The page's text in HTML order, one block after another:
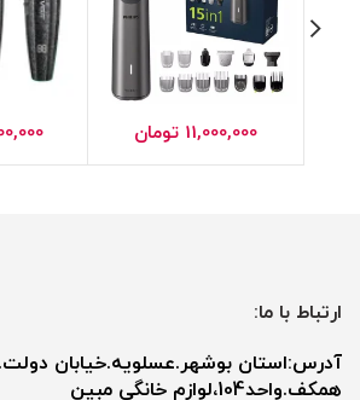
11,000,000 تومان
ارتباط با ما:
آدرس:استان بوشهر.عسلویه.خیابان
همکف.واحد104،لوازم خانگی مبین